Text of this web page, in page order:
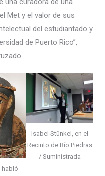
Met y el valor de sus
del estudiantado y
de Puerto Rico”,
habló
Isabel Stünkel, en el
Recinto de Río Piedras
/ Suministrada